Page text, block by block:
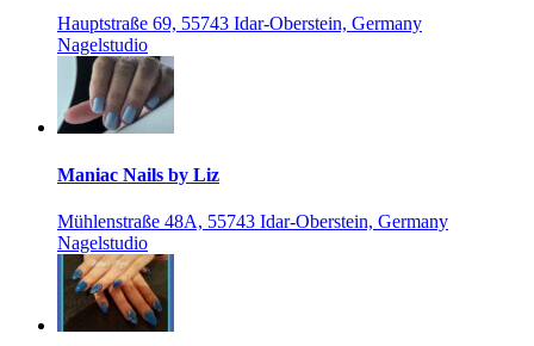
Hauptstraße 69, 55743 Idar-Oberstein, Germany
Nagelstudio
Maniac Nails by Liz
Mühlenstraße 48A, 55743 Idar-Oberstein, Germany
Nagelstudio